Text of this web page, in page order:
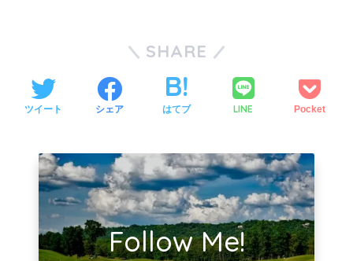
SHARE
ツイート シェア はてブ LINE Pocket
Follow Me!